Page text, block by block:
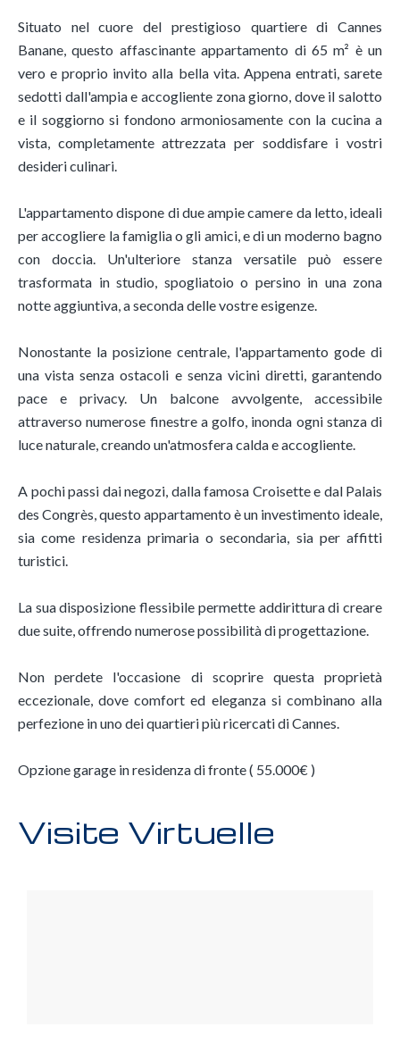
Situato nel cuore del prestigioso quartiere di Cannes
Banane, questo affascinante appartamento di 65 m² è un
vero e proprio invito alla bella vita. Appena entrati, sarete
sedotti dall'ampia e accogliente zona giorno, dove il salotto
e il soggiorno si fondono armoniosamente con la cucina a
vista, completamente attrezzata per soddisfare i vostri
desideri culinari.
L'appartamento dispone di due ampie camere da letto, ideali
per accogliere la famiglia o gli amici, e di un moderno bagno
con doccia. Un'ulteriore stanza versatile può essere
trasformata in studio, spogliatoio o persino in una zona
notte aggiuntiva, a seconda delle vostre esigenze.
Nonostante la posizione centrale, l'appartamento gode di
una vista senza ostacoli e senza vicini diretti, garantendo
pace e privacy. Un balcone avvolgente, accessibile
attraverso numerose finestre a golfo, inonda ogni stanza di
luce naturale, creando un'atmosfera calda e accogliente.
A pochi passi dai negozi, dalla famosa Croisette e dal Palais
des Congrès, questo appartamento è un investimento ideale,
sia come residenza primaria o secondaria, sia per affitti
turistici.
La sua disposizione flessibile permette addirittura di creare
due suite, offrendo numerose possibilità di progettazione.
Non perdete l'occasione di scoprire questa proprietà
eccezionale, dove comfort ed eleganza si combinano alla
perfezione in uno dei quartieri più ricercati di Cannes.
Opzione garage in residenza di fronte ( 55.000€ )
Visite Virtuelle